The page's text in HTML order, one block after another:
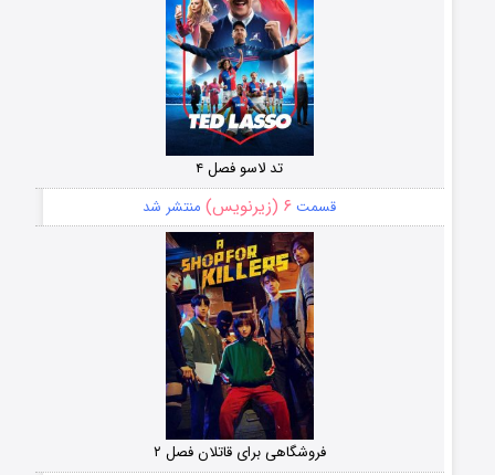
تد لاسو فصل ۴
قسمت ۶ (زیرنویس) منتشر شد
فروشگاهی برای قاتلان فصل ۲